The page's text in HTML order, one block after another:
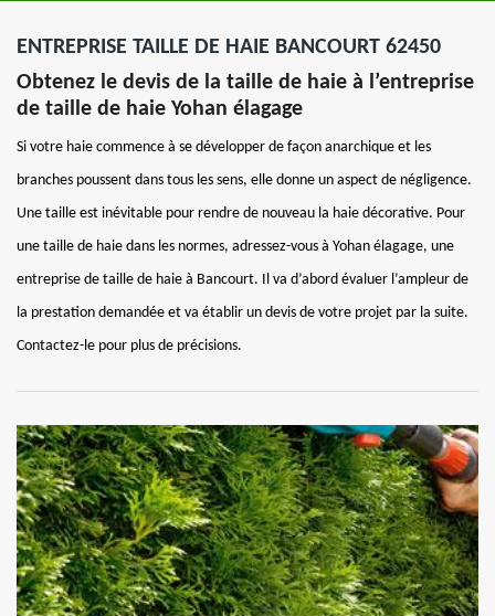
ENTREPRISE TAILLE DE HAIE BANCOURT 62450
Obtenez le devis de la taille de haie à l’entreprise
de taille de haie Yohan élagage
Si votre haie commence à se développer de façon anarchique et les
branches poussent dans tous les sens, elle donne un aspect de négligence.
Une taille est inévitable pour rendre de nouveau la haie décorative. Pour
une taille de haie dans les normes, adressez-vous à Yohan élagage, une
entreprise de taille de haie à Bancourt. Il va d’abord évaluer l’ampleur de
la prestation demandée et va établir un devis de votre projet par la suite.
Contactez-le pour plus de précisions.